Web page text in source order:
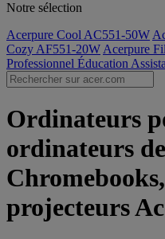
Notre sélection
Acerpure Cool AC551-50W
Cozy AF551-20W Acerpure
Professionnel Éducation
Ordinateurs
ordinateurs
projecteurs